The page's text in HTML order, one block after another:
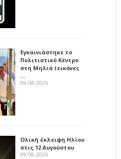
Εγκαινιάστηκε το
Πολιτιστικό Κέντρο
στη Μηλιά (εικόνες
…
09-08-2026
Ολική έκλειψη Ηλίου
στις 12 Αυγούστου
09-08-2026